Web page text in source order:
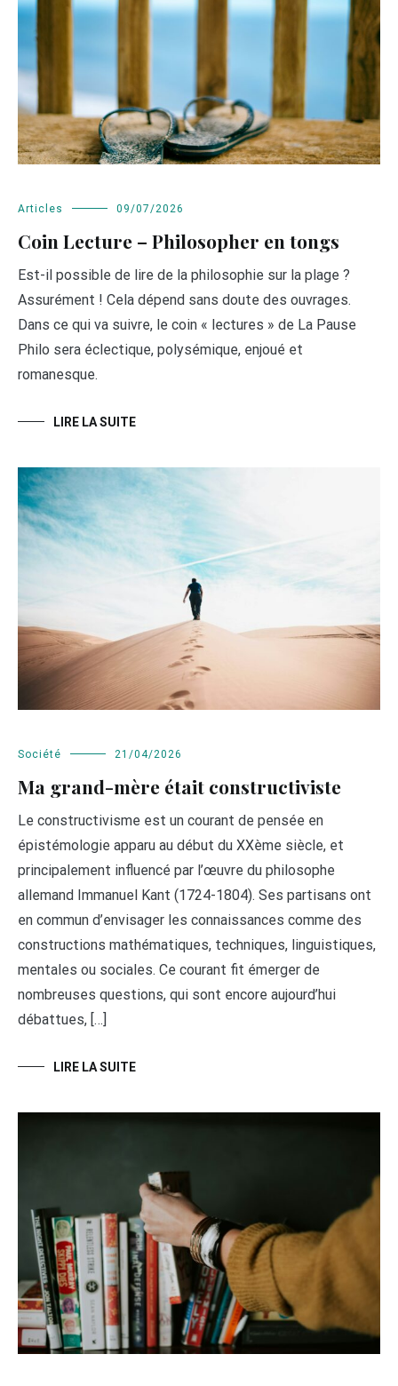
Articles 09/07/2026
Coin Lecture – Philosopher en tongs
Est-il possible de lire de la philosophie sur la plage ?
Assurément ! Cela dépend sans doute des ouvrages.
Dans ce qui va suivre, le coin « lectures » de La Pause
Philo sera éclectique, polysémique, enjoué et
romanesque.
LIRE LA SUITE
Société 21/04/2026
Ma grand-mère était constructiviste
Le constructivisme est un courant de pensée en
épistémologie apparu au début du XXème siècle, et
principalement influencé par l’œuvre du philosophe
allemand Immanuel Kant (1724-1804). Ses partisans ont
en commun d’envisager les connaissances comme des
constructions mathématiques, techniques, linguistiques,
mentales ou sociales. Ce courant fit émerger de
nombreuses questions, qui sont encore aujourd’hui
débattues, […]
LIRE LA SUITE